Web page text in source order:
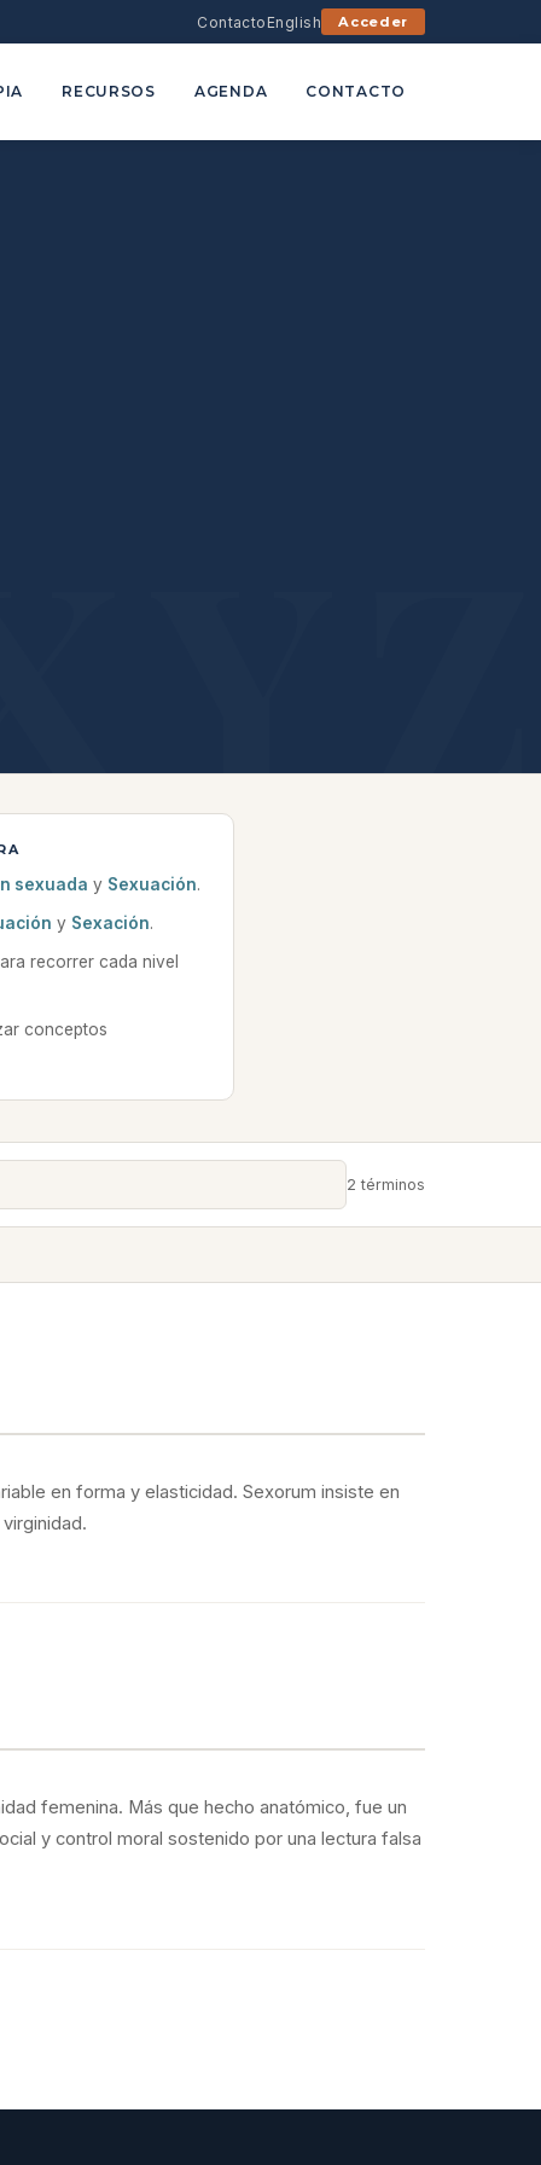
Contacto English Acceder
RECURSOS AGENDA CONTACTO
sexuada y Sexuación.
y Sexación.
recorrer cada nivel
conceptos
2 términos
en forma y elasticidad. Sexorum insiste en
femenina. Más que hecho anatómico, fue un
y control moral sostenido por una lectura falsa